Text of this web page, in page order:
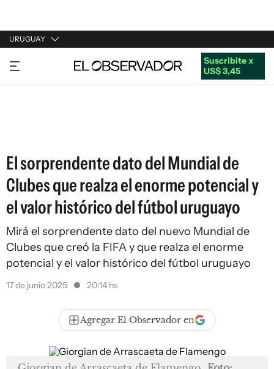
URUGUAY
URUGUAY
ARGENTINA
Suscribite x
US$ 3,45
El sorprendente dato del Mundial de
Clubes que realza el enorme potencial y
el valor histórico del fútbol uruguayo
Mirá el sorprendente dato del nuevo Mundial de
Clubes que creó la FIFA y que realza el enorme
potencial y el valor histórico del fútbol uruguayo
17 de junio 2025 20:14 hs
Agregar El Observador en